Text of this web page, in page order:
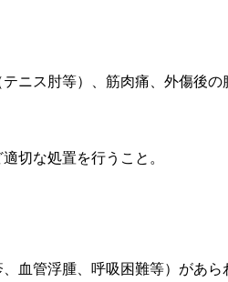
ニス肘等）、筋肉痛、外傷後の
切な処置を行うこと。
血管浮腫、呼吸困難等）があら